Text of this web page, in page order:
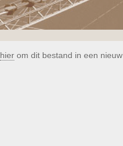
hier om dit bestand in een